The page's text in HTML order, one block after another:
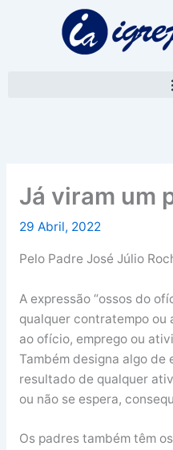
Já viram um
29 Abril, 2022
Pelo Padre José Júlio
A expressão “ossos do
qualquer contratempo ou
ao ofício, emprego ou
Também designa algo de
resultado de qualquer
ou não se espera,
Os padres também têm